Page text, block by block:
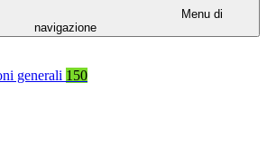
Menu di
navigazione
generali 150